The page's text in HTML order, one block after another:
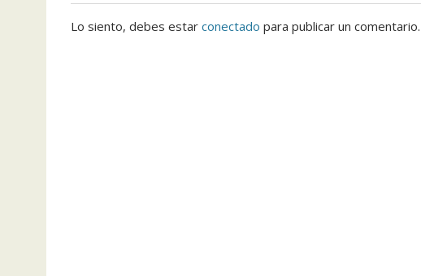
Lo siento, debes estar conectado para publicar un comentario.